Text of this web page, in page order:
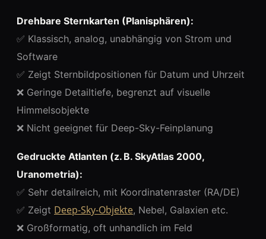
Drehbare Sternkarten (Planisphären):
✅ Klassisch, analog, unabhängig von Strom und
Software
✅ Zeigt Sternbildpositionen für Datum und Uhrzeit
❌ Geringe Detailtiefe, begrenzt auf visuelle
Himmelsobjekte
❌ Nicht geeignet für Deep-Sky-Feinplanung
Gedruckte Atlanten (z. B. SkyAtlas 2000,
Uranometria):
✅ Sehr detailreich, mit Koordinatenraster (RA/DE)
✅ Zeigt Deep-Sky-Objekte, Nebel, Galaxien etc.
❌ Großformatig, oft unhandlich im Feld